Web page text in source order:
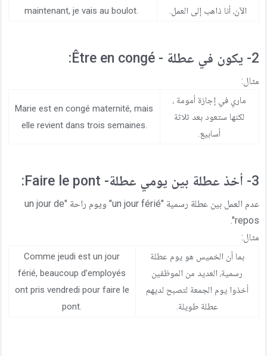
الآن، أنا ذاهب إلى العمل.
maintenant, je vais au boulot.
2- يكون في عطلة - Être en congé:
مثال:
ماري في إجازة أمومة ،
لكنها ستعود بعد ثلاثة
أسابيع.
Marie est en congé maternité, mais
elle revient dans trois semaines.
3- أخذ عطلة بين يومي عطلة- Faire le pont:
عدم العمل بين عطلة رسمية "un jour férié" ويوم راحة "un jour de
repos".
مثال:
بما أن الخميس هو يوم عطلة
رسمية، العديد من الموظفين
أخذوا يوم الجمعة لتصبح لديهم
عطلة طويلة.
Comme jeudi est un jour
férié, beaucoup d’employés
ont pris vendredi pour faire le
pont.